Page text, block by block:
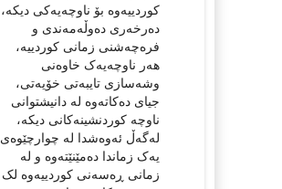
کوردییەوە بۆ ناوچەیەکی دیکە،
دەرخەری دەوڵەمەندی و
فرەچەشنی زمانی کوردییە،
هەر ناوچەیەک خاوەنی
وشەسازی تایبەتی خۆیەتی،
جیای دەکاتەوە لە دانیشتوانی
ناوچە کوردنشینەکانی دیکە،
لەگەڵ ئەوەشدا لە چوارچێوەی
یەک زماندا دەمێنێتەوە و لە
زمانی ڕەسەنی کوردییەوە لک